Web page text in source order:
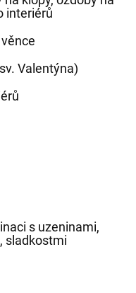
interiérů
Valentýna)
s uzeninami,
sladkostmi